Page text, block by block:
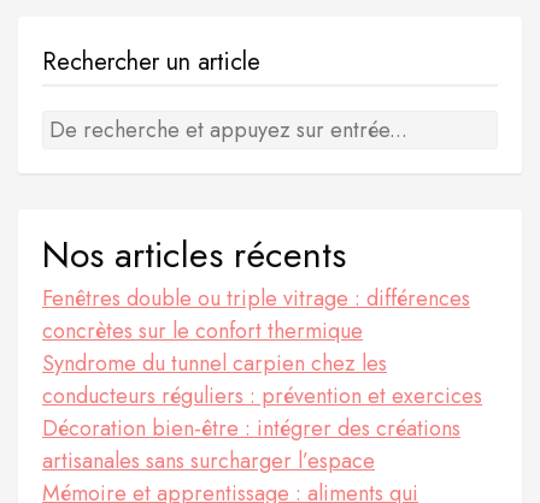
Rechercher un article
Nos articles récents
Fenêtres double ou triple vitrage : différences
concrètes sur le confort thermique
Syndrome du tunnel carpien chez les
conducteurs réguliers : prévention et exercices
Décoration bien-être : intégrer des créations
artisanales sans surcharger l’espace
Mémoire et apprentissage : aliments qui